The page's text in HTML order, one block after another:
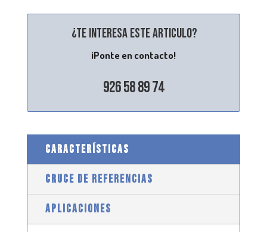
¿Te interesa este articulo?
¡Ponte en contacto!
926 58 89 74
CARACTERÍSTICAS
CRUCE DE REFERENCIAS
APLICACIONES